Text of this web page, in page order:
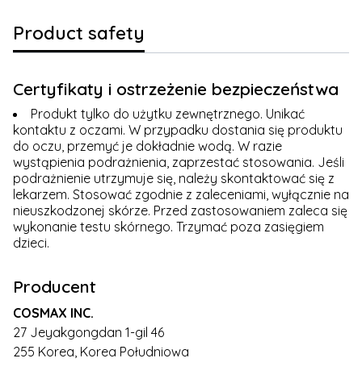
Product safety
Certyfikaty i ostrzeżenie bezpieczeństwa
Produkt tylko do użytku zewnętrznego. Unikać
kontaktu z oczami. W przypadku dostania się produktu
do oczu, przemyć je dokładnie wodą. W razie
wystąpienia podrażnienia, zaprzestać stosowania. Jeśli
podrażnienie utrzymuje się, należy skontaktować się z
lekarzem. Stosować zgodnie z zaleceniami, wyłącznie na
nieuszkodzonej skórze. Przed zastosowaniem zaleca się
wykonanie testu skórnego. Trzymać poza zasięgiem
dzieci.
Producent
COSMAX INC.
27 Jeyakgongdan 1-gil 46
255 Korea, Korea Południowa